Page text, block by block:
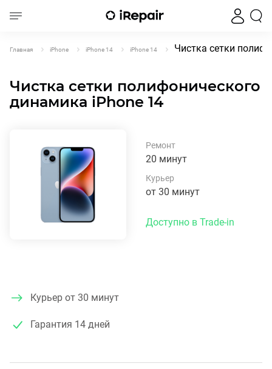
Главная iPhone iPhone 14 iPhone 14 Чистка сетки
Чистка сетки полифонического
динамика iPhone 14
Ремонт
20 минут
Курьер
от 30 минут
Доступно в Trade-in
Курьер от 30 минут
Гарантия 14 дней